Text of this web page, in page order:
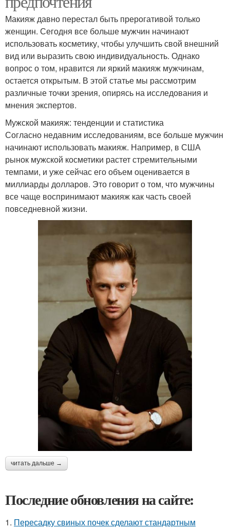
Макияж давно перестал быть прерогативой только
женщин. Сегодня все больше мужчин начинают
использовать косметику, чтобы улучшить свой внешний
вид или выразить свою индивидуальность. Однако
вопрос о том, нравится ли яркий макияж мужчинам,
остается открытым. В этой статье мы рассмотрим
различные точки зрения, опирясь на исследования и
мнения экспертов.
Мужской макияж: тенденции и статистика
Согласно недавним исследованиям, все больше мужчин
начинают использовать макияж. Например, в США
рынок мужской косметики растет стремительными
темпами, и уже сейчас его объем оценивается в
миллиарды долларов. Это говорит о том, что мужчины
все чаще воспринимают макияж как часть своей
повседневной жизни.
читать дальше →
Последние обновления на сайте:
1. Пересадку свиных почек сделают стандартным